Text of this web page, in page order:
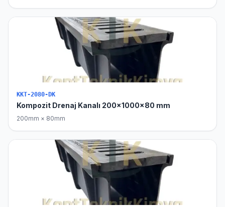
KKT-2080-DK
Kompozit Drenaj Kanalı 200x1000x80 mm
200mm × 80mm